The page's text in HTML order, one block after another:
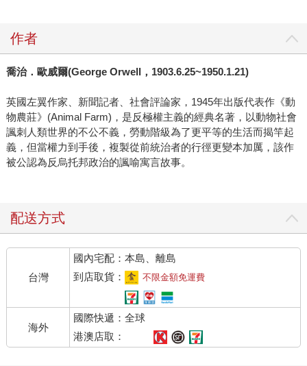
作者
喬治．歐威爾(George Orwell，1903.6.25~1950.1.21)
英國左翼作家、新聞記者、社會評論家，1945年出版代表作《動
物農莊》(Animal Farm)，是反極權主義的經典名著，以動物社會
諷刺人類世界的不公不義，勞動階級為了更平等的生活而揭竿起
義，但當權力到手後，複製從前統治者的行徑更變本加厲，該作
被公認為反烏托邦政治的諷喻寓言故事。
配送方式
台灣
國內宅配：本島、離島
到店取貨：
不限金額免運費
海外
國際快遞：全球
港澳店取：